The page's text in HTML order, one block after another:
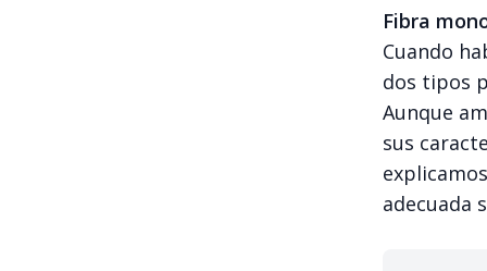
Fibra
Cuando
dos tipos
Aunque
sus
adecuada